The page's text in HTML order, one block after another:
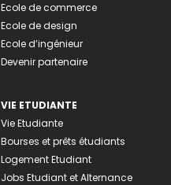
Ecole de commerce
Ecole de design
Ecole d’ingénieur
Devenir partenaire
VIE ETUDIANTE
Vie Etudiante
Bourses et prêts étudiants
Logement Etudiant
Jobs Etudiant et Alternance